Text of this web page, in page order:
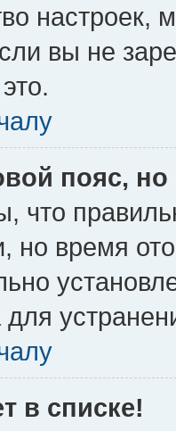
настроек,
вы не
пояс,
что
но время
для
в списке!